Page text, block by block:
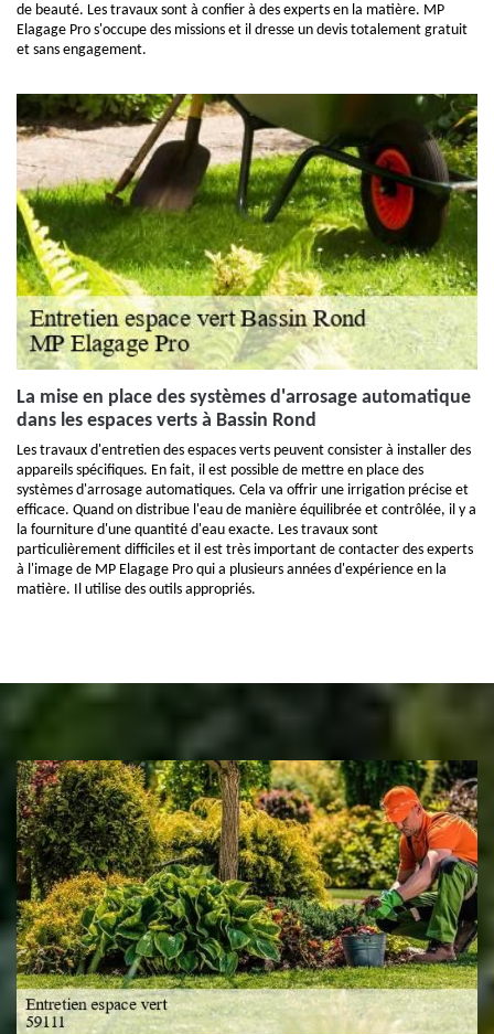
de beauté. Les travaux sont à confier à des experts en la matière. MP
Elagage Pro s'occupe des missions et il dresse un devis totalement gratuit
et sans engagement.
La mise en place des systèmes d'arrosage automatique
dans les espaces verts à Bassin Rond
Les travaux d'entretien des espaces verts peuvent consister à installer des
appareils spécifiques. En fait, il est possible de mettre en place des
systèmes d'arrosage automatiques. Cela va offrir une irrigation précise et
efficace. Quand on distribue l'eau de manière équilibrée et contrôlée, il y a
la fourniture d'une quantité d'eau exacte. Les travaux sont
particulièrement difficiles et il est très important de contacter des experts
à l'image de MP Elagage Pro qui a plusieurs années d'expérience en la
matière. Il utilise des outils appropriés.